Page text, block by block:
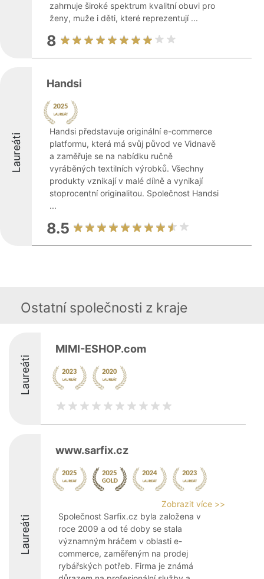
zahrnuje široké spektrum kvalitní obuvi pro
ženy, muže i děti, které reprezentují ...
8
Laureáti
Handsi
Handsi představuje originální e-commerce
platformu, která má svůj původ ve Vidnavě
a zaměřuje se na nabídku ručně
vyráběných textilních výrobků. Všechny
produkty vznikají v malé dílně a vynikají
stoprocentní originalitou. Společnost Handsi
...
8.5
Ostatní společnosti z kraje
Laureáti
MIMI-ESHOP.com
Laureáti
www.sarfix.cz
Zobrazit více >>
Společnost Sarfix.cz byla založena v
roce 2009 a od té doby se stala
významným hráčem v oblasti e-
commerce, zaměřeným na prodej
rybářských potřeb. Firma je známá